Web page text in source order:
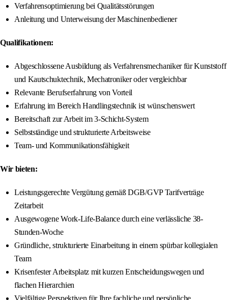
Verfahrensoptimierung bei Qualitätsstörungen
Anleitung und Unterweisung der Maschinenbediener
Qualifikationen:
Abgeschlossene Ausbildung als Verfahrensmechaniker für Kunststoff
und Kautschuktechnik, Mechatroniker oder vergleichbar
Relevante Berufserfahrung von Vorteil
Erfahrung im Bereich Handlingstechnik ist wünschenswert
Bereitschaft zur Arbeit im 3-Schicht-System
Selbstständige und strukturierte Arbeitsweise
Team- und Kommunikationsfähigkeit
Wir bieten:
Leistungsgerechte Vergütung gemäß DGB/GVP Tarifverträge
Zeitarbeit
Ausgewogene Work-Life-Balance durch eine verlässliche 38-
Stunden-Woche
Gründliche, strukturierte Einarbeitung in einem spürbar kollegialen
Team
Krisenfester Arbeitsplatz mit kurzen Entscheidungswegen und
flachen Hierarchien